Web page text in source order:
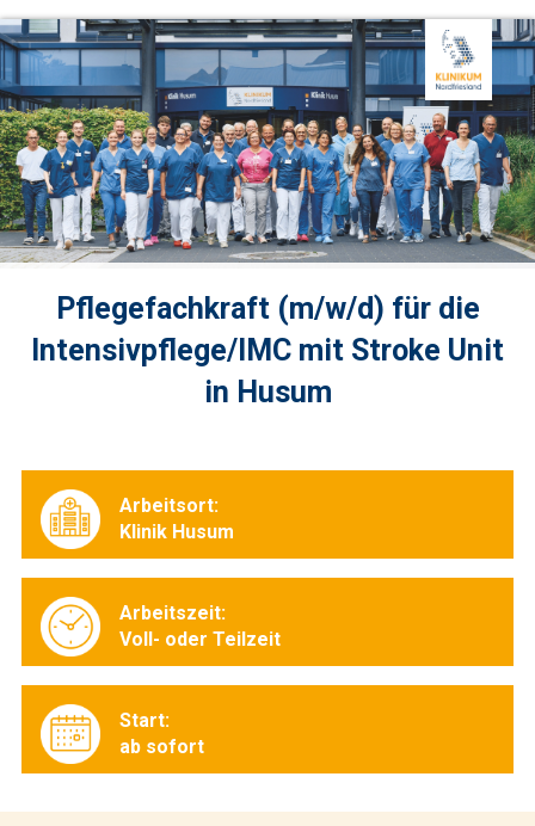
Pflegefachkraft (m/w/d) für die
Intensivpflege/IMC mit Stroke Unit
in Husum
Arbeitsort:
Klinik Husum
Arbeitszeit:
Voll- oder Teilzeit
Start:
ab sofort